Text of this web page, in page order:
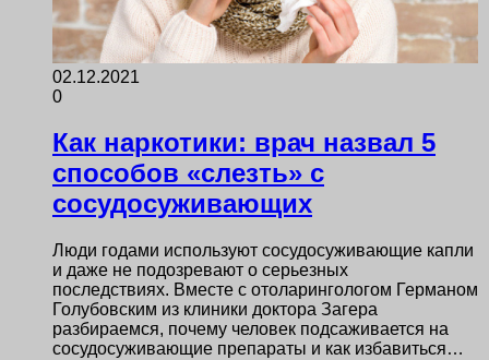
02.12.2021
0
Как наркотики: врач назвал 5
способов «слезть» с
сосудосуживающих
Люди годами используют сосудосуживающие капли
и даже не подозревают о серьезных
последствиях. Вместе с отоларингологом Германом
Голубовским из клиники доктора Загера
разбираемся, почему человек подсаживается на
сосудосуживающие препараты и как избавиться…